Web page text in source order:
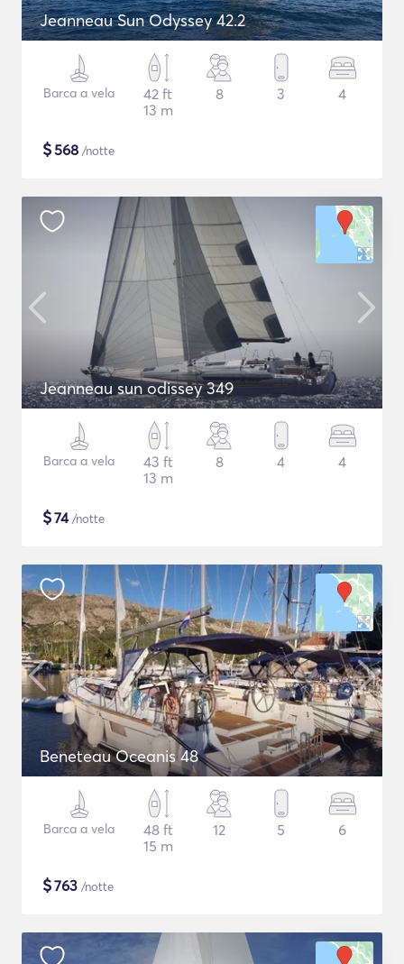
Jeanneau Sun Odyssey 42.2
Barca a vela
42 ft
13 m
8 3 4
$568 /notte
Jeanneau sun odissey 349
Barca a vela
43 ft
13 m
8 4 4
$74/notte
Beneteau Oceanis 48
Barca a vela
48 ft
15 m
12 5 6
$763 /notte